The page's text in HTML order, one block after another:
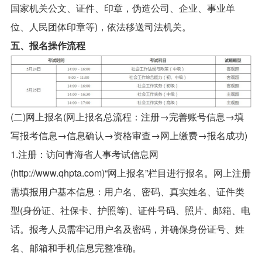
国家机关公文、证件、印章，伪造公司、企业、事业单
位、人民团体印章等)，依法移送司法机关。
五、报名操作流程
(二)网上报名(网上报名总流程：注册→完善账号信息→填
写报考信息→信息确认→资格审查→网上缴费→报名成功)
1.注册：访问青海省人事考试信息网
(http://www.qhpta.com)“网上报名”栏目进行报名。网上注册
需填报用户基本信息：用户名、密码、真实姓名、证件类
型(身份证、社保卡、护照等)、证件号码、照片、邮箱、电
话。报考人员需牢记用户名及密码，并确保身份证号、姓
名、邮箱和手机信息完整准确。